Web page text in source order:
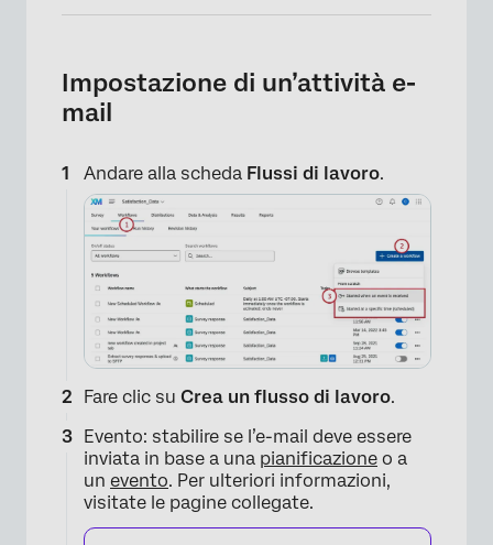
Impostazione di un’attività e-
mail
Andare alla scheda Flussi di lavoro.
Fare clic su Crea un flusso di lavoro.
Evento: stabilire se l’e-mail deve essere
inviata in base a una pianificazione o a
un evento. Per ulteriori informazioni,
visitate le pagine collegate.